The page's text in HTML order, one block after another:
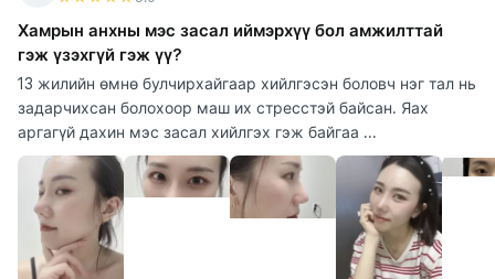
Хамрын анхны мэс засал иймэрхүү бол амжилттай
гэж үзэхгүй гэж үү?
13 жилийн өмнө булчирхайгаар хийлгэсэн боловч нэг тал нь
задарчихсан болохоор маш их стресстэй байсан. Яах
аргагүй дахин мэс засал хийлгэх гэж байгаа ...